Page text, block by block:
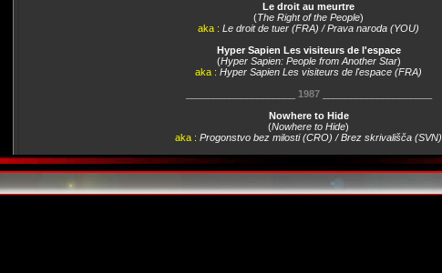
Le droit au meurtre
(The Right of the People)
aka : Le droit de tuer (FRA) / Prava naroda (YOU)
Hyper Sapien Les visiteurs de l'espace
(Hyper Sapien: People from Another Star)
aka : Hyper Sapien Les visiteurs de l'espace (FRA)
1987____________________
Nowhere to Hide
(Nowhere to Hide)
aka : Progonstvo bez milosti (CRO) / Brez skrivališča (SVN)
____________________
____________________
Le justicier - L'ultime combat
(Titre VO non renseigné)